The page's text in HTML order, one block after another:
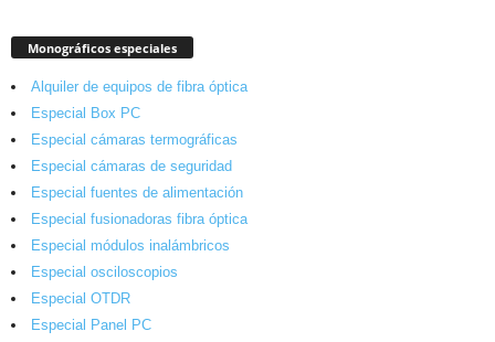
Monográficos especiales
Alquiler de equipos de fibra óptica
Especial Box PC
Especial cámaras termográficas
Especial cámaras de seguridad
Especial fuentes de alimentación
Especial fusionadoras fibra óptica
Especial módulos inalámbricos
Especial osciloscopios
Especial OTDR
Especial Panel PC